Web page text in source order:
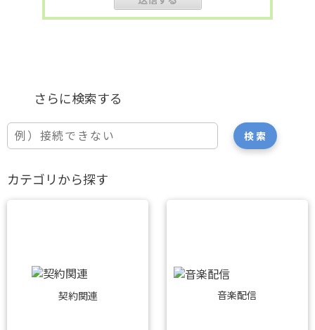
カテゴリから探す
契約関連 音楽配信